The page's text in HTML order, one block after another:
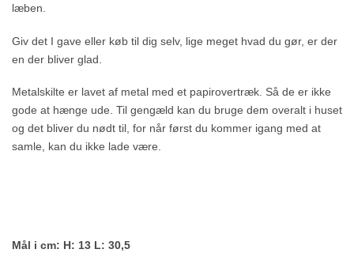
læben.
Giv det I gave eller køb til dig selv, lige meget hvad du gør, er der
en der bliver glad.
Metalskilte er lavet af metal med et papirovertræk. Så de er ikke
gode at hænge ude. Til gengæld kan du bruge dem overalt i huset
og det bliver du nødt til, for når først du kommer igang med at
samle, kan du ikke lade være.
Mål i cm: H: 13 L: 30,5